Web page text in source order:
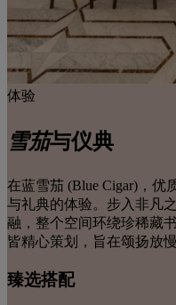
体验
雪茄与仪典
在蓝雪茄 (Blue Cigar)，优
与礼典的体验。步入非凡
融，整个空间环绕珍稀藏
皆精心策划，旨在颂扬放
臻选搭配